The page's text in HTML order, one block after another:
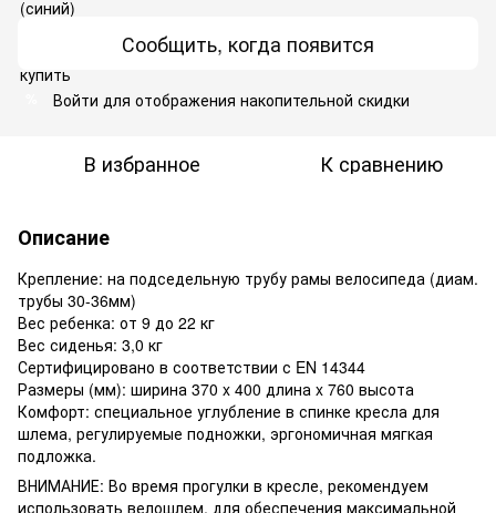
Сообщить, когда появится
Войти для отображения накопительной скидки
В избранное К сравнению
Описание
Крепление: на подседельную трубу рамы велосипеда (диам.
трубы 30-36мм)
Вес ребенка: от 9 до 22 кг
Вес сиденья: 3,0 кг
Сертифицировано в соответствии с EN 14344
Размеры (мм): ширина 370 x 400 длина x 760 высота
Комфорт: специальное углубление в спинке кресла для
шлема, регулируемые подножки, эргономичная мягкая
подложка.
ВНИМАНИЕ: Во время прогулки в кресле, рекомендуем
использовать велошлем, для обеспечения максимальной